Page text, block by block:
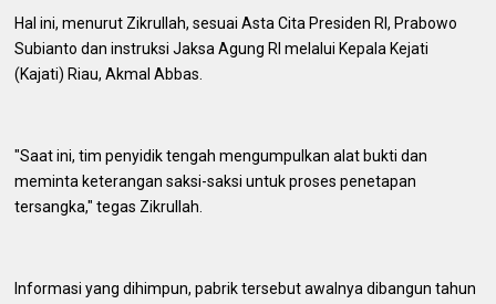
Hal ini, menurut Zikrullah, sesuai Asta Cita Presiden RI, Prabowo
Subianto dan instruksi Jaksa Agung RI melalui Kepala Kejati
(Kajati) Riau, Akmal Abbas.
"Saat ini, tim penyidik tengah mengumpulkan alat bukti dan
meminta keterangan saksi-saksi untuk proses penetapan
tersangka," tegas Zikrullah.
Informasi yang dihimpun, pabrik tersebut awalnya dibangun tahun